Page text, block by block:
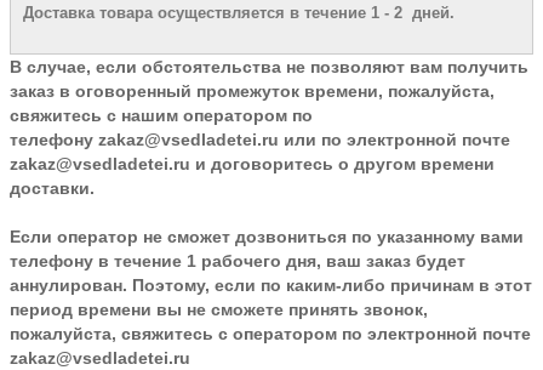
Доставка товара осуществляется в течение 1 - 2 дней.
В случае, если обстоятельства не позволяют вам получить
заказ в оговоренный промежуток времени, пожалуйста,
свяжитесь с нашим оператором по
телефону zakaz@vsedladetei.ru или по электронной почте
zakaz@vsedladetei.ru и договоритесь о другом времени
доставки.
Если оператор не сможет дозвониться по указанному вами
телефону в течение 1 рабочего дня, ваш заказ будет
аннулирован. Поэтому, если по каким-либо причинам в этот
период времени вы не сможете принять звонок,
пожалуйста, свяжитесь с оператором по электронной почте
zakaz@vsedladetei.ru